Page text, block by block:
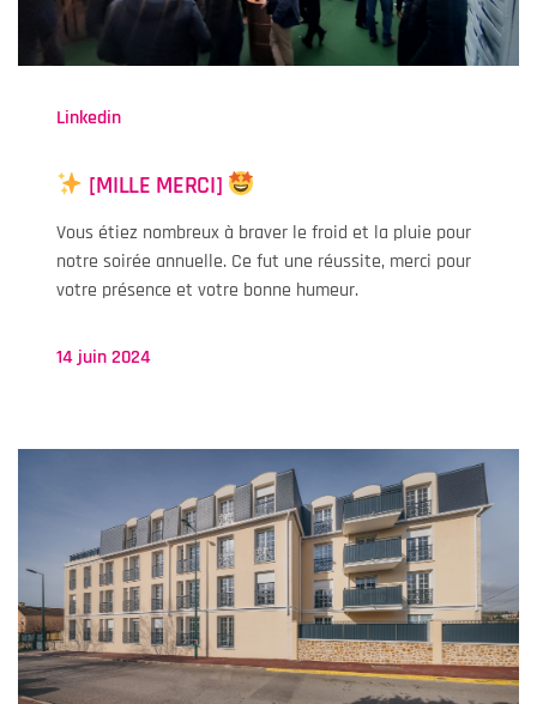
Linkedin
[MILLE MERCI]
Vous étiez nombreux à braver le froid et la pluie pour
notre soirée annuelle. Ce fut une réussite, merci pour
votre présence et votre bonne humeur.
14 juin 2024